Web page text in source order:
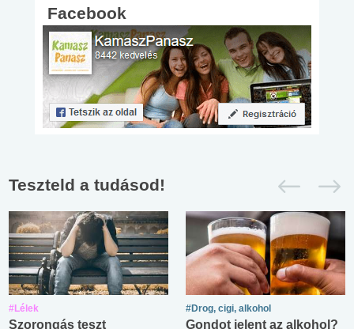
Facebook
Teszteld a tudásod!
#Lélek
Szorongás teszt
#Drog, cigi, alkohol
Gondot jelent az alkohol?